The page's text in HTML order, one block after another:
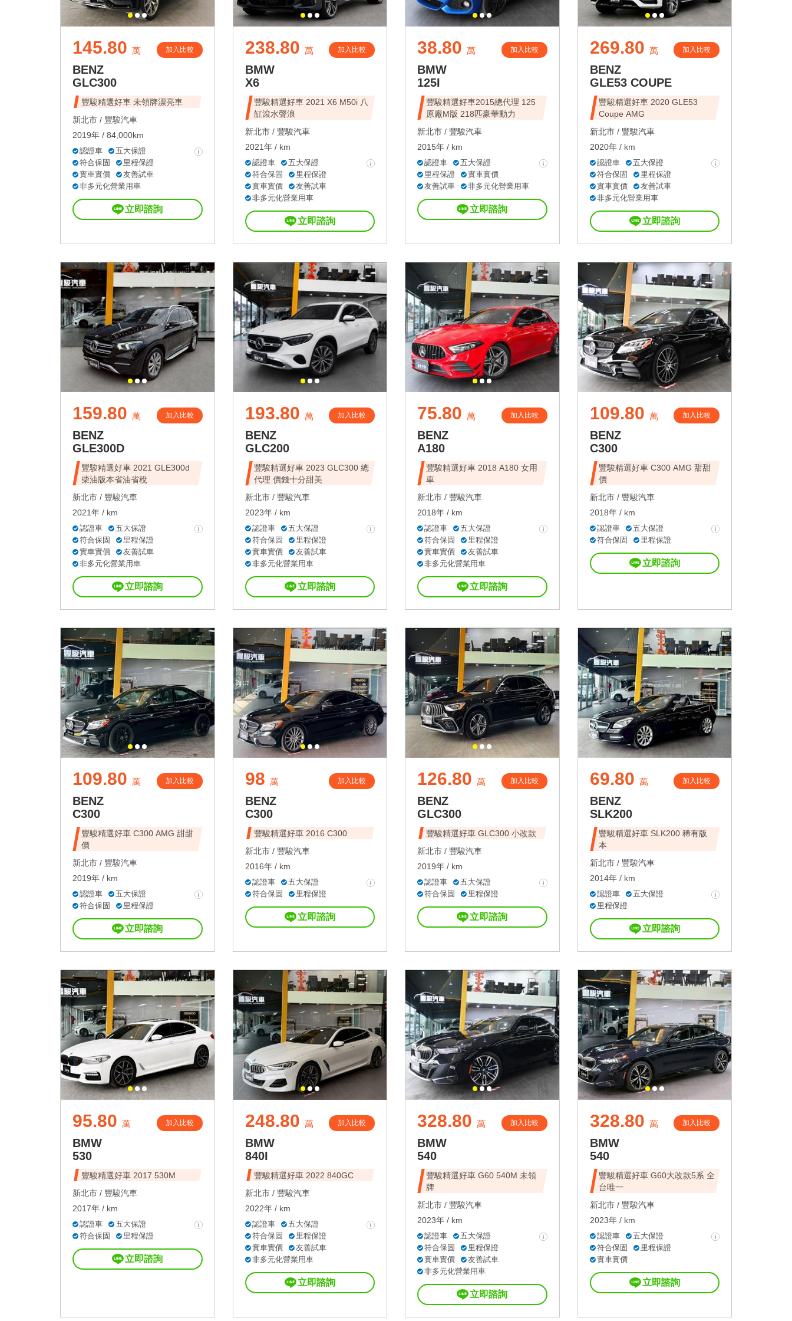
145.80 萬 加入比較
BENZ
GLC300
豐駿精選好車 未領牌漂亮車
新北市 / 豐駿汽車
2019年 / 84,000km
認證車
五大保證
符合保固
里程保證
實車實價
友善試車
非多元化營業用車
立即諮詢
238.80 萬 加入比較
BMW
X6
豐駿精選好車 2021 X6 M50i 八
缸滾水聲浪
新北市 / 豐駿汽車
2021年 / km
認證車
五大保證
符合保固
里程保證
實車實價
友善試車
非多元化營業用車
立即諮詢
38.80 萬 加入比較
BMW
125I
豐駿精選好車2015總代理 125
原廠M版 218匹豪華動力
新北市 / 豐駿汽車
2015年 / km
認證車
五大保證
里程保證
實車實價
友善試車
非多元化營業用車
立即諮詢
269.80 萬 加入比較
BENZ
GLE53 COUPE
豐駿精選好車 2020 GLE53
Coupe AMG
新北市 / 豐駿汽車
2020年 / km
認證車
五大保證
符合保固
里程保證
實車實價
友善試車
非多元化營業用車
立即諮詢
159.80 萬 加入比較
BENZ
GLE300D
豐駿精選好車 2021 GLE300d
柴油版本省油省稅
新北市 / 豐駿汽車
2021年 / km
認證車
五大保證
符合保固
里程保證
實車實價
友善試車
非多元化營業用車
立即諮詢
193.80 萬 加入比較
BENZ
GLC200
豐駿精選好車 2023 GLC300 總
代理 價錢十分甜美
新北市 / 豐駿汽車
2023年 / km
認證車
五大保證
符合保固
里程保證
實車實價
友善試車
非多元化營業用車
立即諮詢
75.80 萬 加入比較
BENZ
A180
豐駿精選好車 2018 A180 女用
車
新北市 / 豐駿汽車
2018年 / km
認證車
五大保證
符合保固
里程保證
實車實價
友善試車
非多元化營業用車
立即諮詢
109.80 萬 加入比較
BENZ
C300
豐駿精選好車 C300 AMG 甜甜
價
新北市 / 豐駿汽車
2018年 / km
認證車
五大保證
符合保固
里程保證
立即諮詢
109.80 萬 加入比較
BENZ
C300
豐駿精選好車 C300 AMG 甜甜
價
新北市 / 豐駿汽車
2019年 / km
認證車
五大保證
符合保固
里程保證
立即諮詢
98 萬 加入比較
BENZ
C300
豐駿精選好車 2016 C300
新北市 / 豐駿汽車
2016年 / km
認證車
五大保證
符合保固
里程保證
立即諮詢
126.80 萬 加入比較
BENZ
GLC300
豐駿精選好車 GLC300 小改款
新北市 / 豐駿汽車
2019年 / km
認證車
五大保證
符合保固
里程保證
立即諮詢
69.80 萬 加入比較
BENZ
SLK200
豐駿精選好車 SLK200 稀有版
本
新北市 / 豐駿汽車
2014年 / km
認證車
五大保證
里程保證
立即諮詢
95.80 萬 加入比較
BMW
530
豐駿精選好車 2017 530M
新北市 / 豐駿汽車
2017年 / km
認證車
五大保證
符合保固
里程保證
立即諮詢
248.80 萬 加入比較
BMW
840I
豐駿精選好車 2022 840GC
新北市 / 豐駿汽車
2022年 / km
認證車
五大保證
符合保固
里程保證
實車實價
友善試車
非多元化營業用車
立即諮詢
328.80 萬 加入比較
BMW
540
豐駿精選好車 G60 540M 未領
牌
新北市 / 豐駿汽車
2023年 / km
認證車
五大保證
符合保固
里程保證
實車實價
友善試車
非多元化營業用車
立即諮詢
328.80 萬 加入比較
BMW
540
豐駿精選好車 G60大改款5系 全
台唯一
新北市 / 豐駿汽車
2023年 / km
認證車
五大保證
符合保固
里程保證
實車實價
立即諮詢